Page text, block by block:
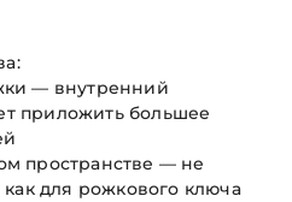
— внутренний
приложить большее
пространстве — не
как для рожкового ключа